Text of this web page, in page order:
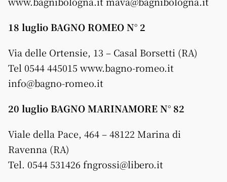
18 luglio BAGNO ROMEO N° 2
Via delle Ortensie, 13 – Casal Borsetti (RA)
Tel 0544 445015 www.bagno-romeo.it
info@bagno-romeo.it
20 luglio BAGNO MARINAMORE N° 82
Viale della Pace, 464 – 48122 Marina di
Ravenna (RA)
Tel. 0544 531426 fngrossi@libero.it